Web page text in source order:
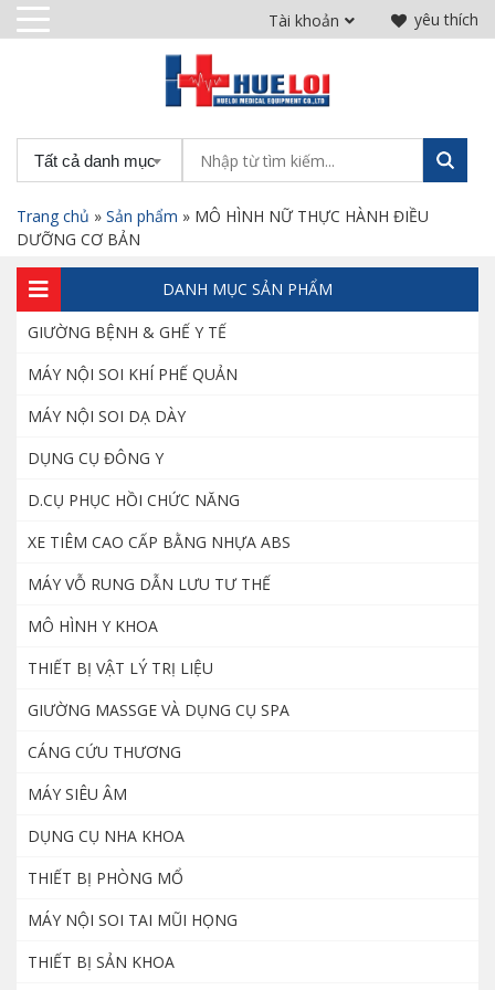
yêu thích
Tài khoản
Tất cả danh mục
Trang chủ » Sản phẩm » MÔ HÌNH NỮ THỰC HÀNH ĐIỀU
DƯỠNG CƠ BẢN
DANH MỤC SẢN PHẨM
GIƯỜNG BỆNH & GHẾ Y TẾ
MÁY NỘI SOI KHÍ PHẾ QUẢN
MÁY NỘI SOI DẠ DÀY
DỤNG CỤ ĐÔNG Y
D.CỤ PHỤC HỒI CHỨC NĂNG
XE TIÊM CAO CẤP BẰNG NHỰA ABS
MÁY VỖ RUNG DẪN LƯU TƯ THẾ
MÔ HÌNH Y KHOA
THIẾT BỊ VẬT LÝ TRỊ LIỆU
GIƯỜNG MASSGE VÀ DỤNG CỤ SPA
CÁNG CỨU THƯƠNG
MÁY SIÊU ÂM
DỤNG CỤ NHA KHOA
THIẾT BỊ PHÒNG MỔ
MÁY NỘI SOI TAI MŨI HỌNG
THIẾT BỊ SẢN KHOA
Bộ vali nha khoa di động
10.000.000 ₫
Ghế điện Denston khám răng hàm mặt
Máy siêu âm Acclarix LX3 phân khúc tầm
185.000.000
Giày cố định chân bằng hơi – Giày đi bộ
không bó bột
8.500.000
hiệu Hàn Quốc